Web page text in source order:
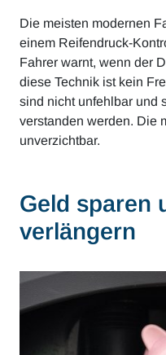
Die meisten modernen
einem Reifendruck-
Fahrer warnt, wenn der
diese Technik ist kein
sind nicht unfehlbar und
verstanden werden. Die
unverzichtbar.
Geld sparen
verlängern